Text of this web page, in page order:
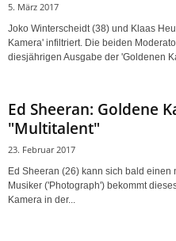
5. März 2017
Joko Winterscheidt (38) und Klaas
Kamera' infiltriert. Die beiden
diesjährigen Ausgabe der 'Goldenen
Ed Sheeran: Goldene
"Multitalent"
23. Februar 2017
Ed Sheeran (26) kann sich bald
Musiker ('Photograph') bekommt
Kamera in der...